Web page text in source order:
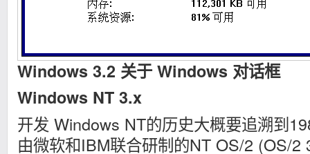
Windows 3.2 关于 Windows 对话框
Windows NT 3.x
开发 Windows NT的历史大概要追溯到
由微软和IBM联合研制的NT OS/2 (OS/